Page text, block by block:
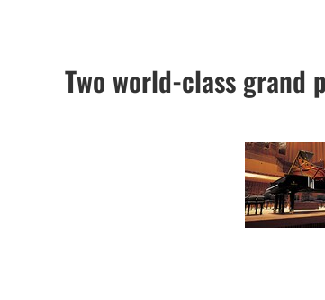
Two world-class grand